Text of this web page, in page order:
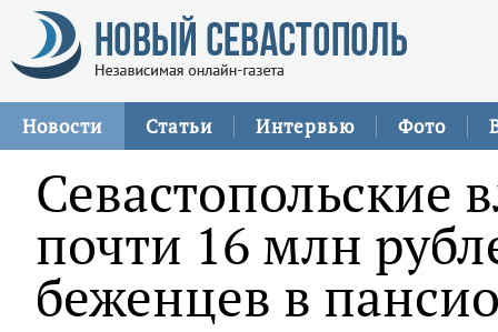
Новости Статьи Интервью Фото
Севастопольские
почти 16 млн
беженцев в